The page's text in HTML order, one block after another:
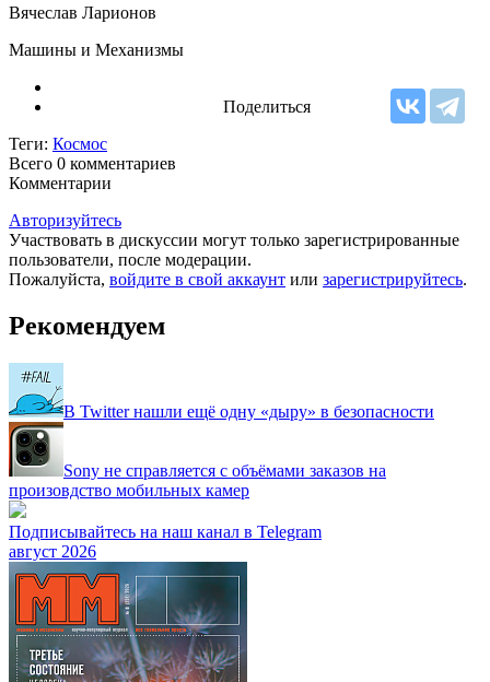
Вячеслав Ларионов
Машины и Механизмы
Поделиться
Теги: Космос
Всего 0 комментариев
Комментарии
Авторизуйтесь
Участвовать в дискуссии могут только зарегистрированные
пользователи, после модерации.
Пожалуйста, войдите в свой аккаунт или зарегистрируйтесь.
Рекомендуем
В Twitter нашли ещё одну «дыру» в безопасности
Sony не справляется с объёмами заказов на
произовдство мобильных камер
Подписывайтесь на наш канал в Telegram
август 2026